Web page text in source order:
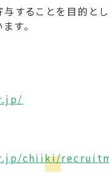
することを目的と
す。
chiiki/